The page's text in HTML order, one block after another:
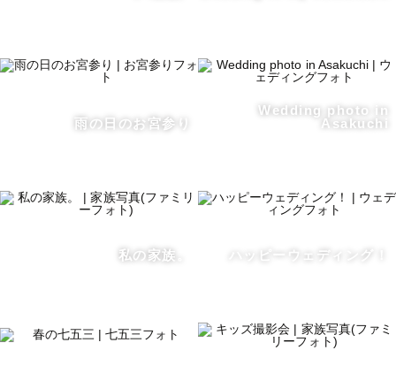
雨の日のお宮参り
Wedding photo in
Asakuchi
私の家族。 ハッピーウェディング！